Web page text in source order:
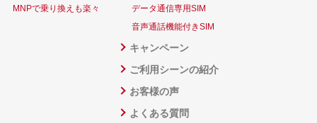
MNPで乗り換えも楽々
データ通信専用SIM
音声通話機能付きSIM
キャンペーン
ご利用シーンの紹介
お客様の声
よくある質問